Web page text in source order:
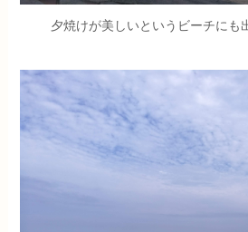
夕焼けが美しいというビーチにも